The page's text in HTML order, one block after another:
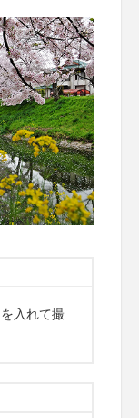
入れて撮